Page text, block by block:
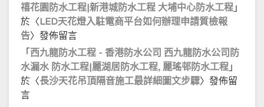
禧花園防水工程|新港城防水工程 大埔中心防水工程 」
於〈LED天花燈入駐電商平台如何辦理申請質檢報
告〉發佈留言
「 西九龍防水工程 - 香港防水公司 西九龍防水公司防
水漏水 防水工程|麗湖居防水工程, 麗瑤邨防水工程 」
於〈長沙天花吊頂隔音施工最詳細圖文步驟〉發佈留
言